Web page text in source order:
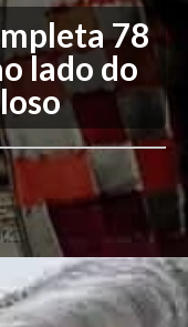
78
lado do